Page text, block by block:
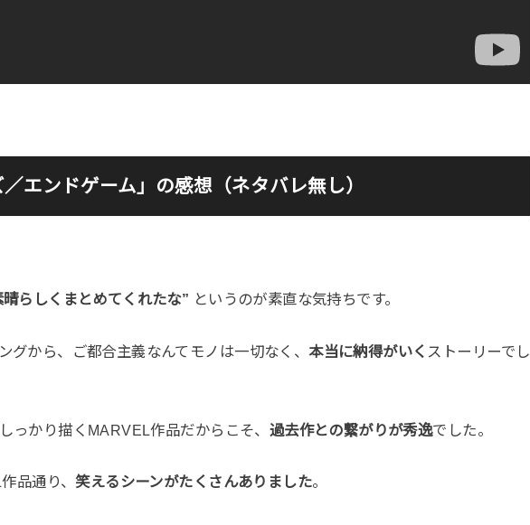
／エンドゲーム」の感想（ネタバレ無し）
らしくまとめてくれたな” というのが素直な気持ちです。
グから、ご都合主義なんてモノは一切なく、本当に納得がいく ストーリーでし
っかり描くMARVEL作品だからこそ、 過去作との繋がりが秀逸でした。
品通り、笑えるシーンがたくさんありました。